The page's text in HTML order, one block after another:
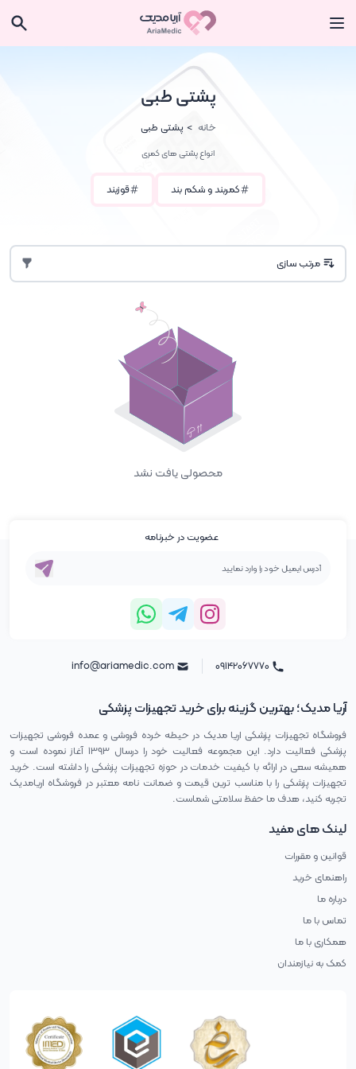
پشتی طبی
خانه پشتی طبی
انواع پشتی های کمری
کمربند و شکم بند قوزبند
مرتب سازی
محصولی یافت نشد
عضویت در خبرنامه
آریا مدیک؛ بهترین گزینه برای خرید تجهیزات پزشکی
فروشگاه تجهیزات پزشکی اریا مدیک در حیطه خرده فروشی و عمده فروشی تجهیزات
پزشکی فعالیت دارد. این مجموعه فعالیت خود را درسال ۱۳۹۳ آغاز نموده است و
همیشه سعی در ارائه با کیفیت خدمات در حوزه تجهیزات پزشکی را داشته است. خرید
تجهیزات پزشکی را با مناسب ترین قیمت و ضمانت نامه معتبر در فروشگاه اریامدیک
تجربه کنید، هدف ما حفظ سلامتی شماست.
لینک های مفید
قوانین و مقررات
راهنمای خرید
درباره ما
تماس با ما
همکاری با ما
کمک به نیازمندان